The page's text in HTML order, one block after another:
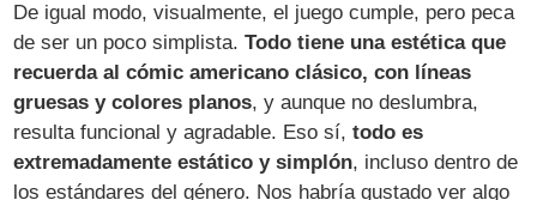
De igual modo, visualmente, el juego cumple, pero peca
de ser un poco simplista.Todo tiene una estética que
recuerda al cómic americano clásico, con líneas
gruesas y colores planos, y aunque no deslumbra,
resulta funcional y agradable. Eso sí,todo es
extremadamente estático y simplón, incluso dentro de
los estándares del género. Nos habría gustado ver algo